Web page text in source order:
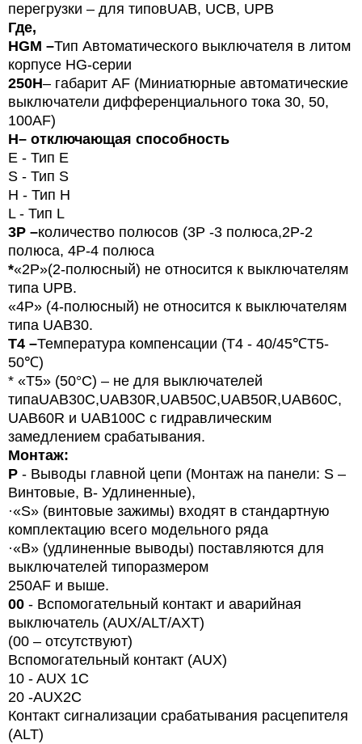
перегрузки – для типовUAB, UCB, UPB
Где,
HGM –Тип Автоматического выключателя в литом
корпусе HG-серии
250H– габарит AF (Миниатюрные автоматические
выключатели дифференциального тока 30, 50,
100AF)
H– отключающая способность
E - Тип E
S - Тип S
H - Тип H
L - Тип L
3P –количество полюсов (3Р -3 полюса,2P-2
полюса, 4Р-4 полюса
*«2P»(2-полюсный) не относится к выключателям
типа UPB.
«4P» (4-полюсный) не относится к выключателям
типа UAB30.
T4 –Температура компенсации (T4 - 40/45℃T5-
50℃)
* «T5» (50°C) – не для выключателей
типаUAB30C,UAB30R,UAB50C,UAB50R,UAB60C,
UAB60R и UAB100C с гидравлическим
замедлением срабатывания.
Монтаж:
P - Выводы главной цепи (Монтаж на панели: S –
Винтовые, B- Удлиненные),
·«S» (винтовые зажимы) входят в стандартную
комплектацию всего модельного ряда
·«B» (удлиненные выводы) поставляются для
выключателей типоразмером
250AF и выше.
00 - Вспомогательный контакт и аварийная
выключатель (AUX/ALT/AXT)
(00 – отсутствуют)
Вспомогательный контакт (AUX)
10 - AUX 1C
20 -AUX2C
Контакт сигнализации срабатывания расцепителя
(ALT)